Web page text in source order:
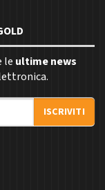
le ultime news
ISCRIVITI